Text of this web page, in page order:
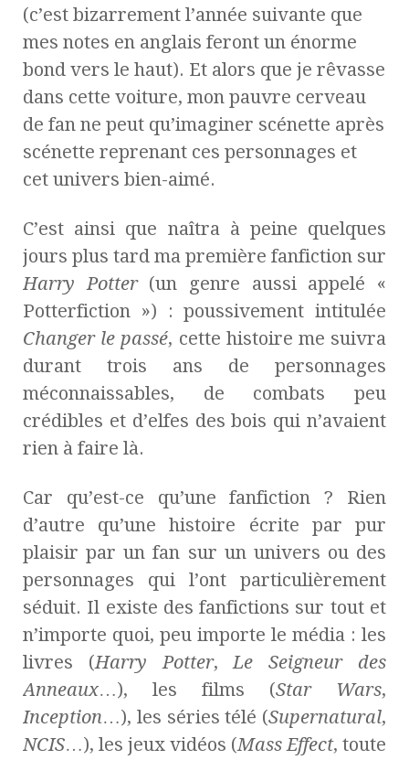
(c’est bizarrement l’année suivante que
mes notes en anglais feront un énorme
bond vers le haut). Et alors que je rêvasse
dans cette voiture, mon pauvre cerveau
de fan ne peut qu’imaginer scénette après
scénette reprenant ces personnages et
cet univers bien-aimé.
C’est ainsi que naîtra à peine quelques
jours plus tard ma première fanfiction sur
Harry Potter(un genre aussi appelé «
Potterfiction ») : poussivement intitulée
Changer le passé, cette histoire me suivra
durant trois ans de personnages
méconnaissables, de combats peu
crédibles et d’elfes des bois qui n’avaient
rien à faire là.
Car qu’est-ce qu’une fanfiction ? Rien
d’autre qu’une histoire écrite par pur
plaisir par un fan sur un univers ou des
personnages qui l’ont particulièrement
séduit. Il existe des fanfictions sur tout et
n’importe quoi, peu importe le média : les
livres (Harry Potter,Le Seigneur des
Anneaux…), les films (Star Wars,
Inception…), les séries télé (Supernatural,
NCIS…), les jeux vidéos (Mass Effect, toute